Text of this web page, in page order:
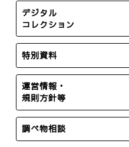
デジタル
コレクション
特別資料
運営情報・
規則方針等
調べ物相談